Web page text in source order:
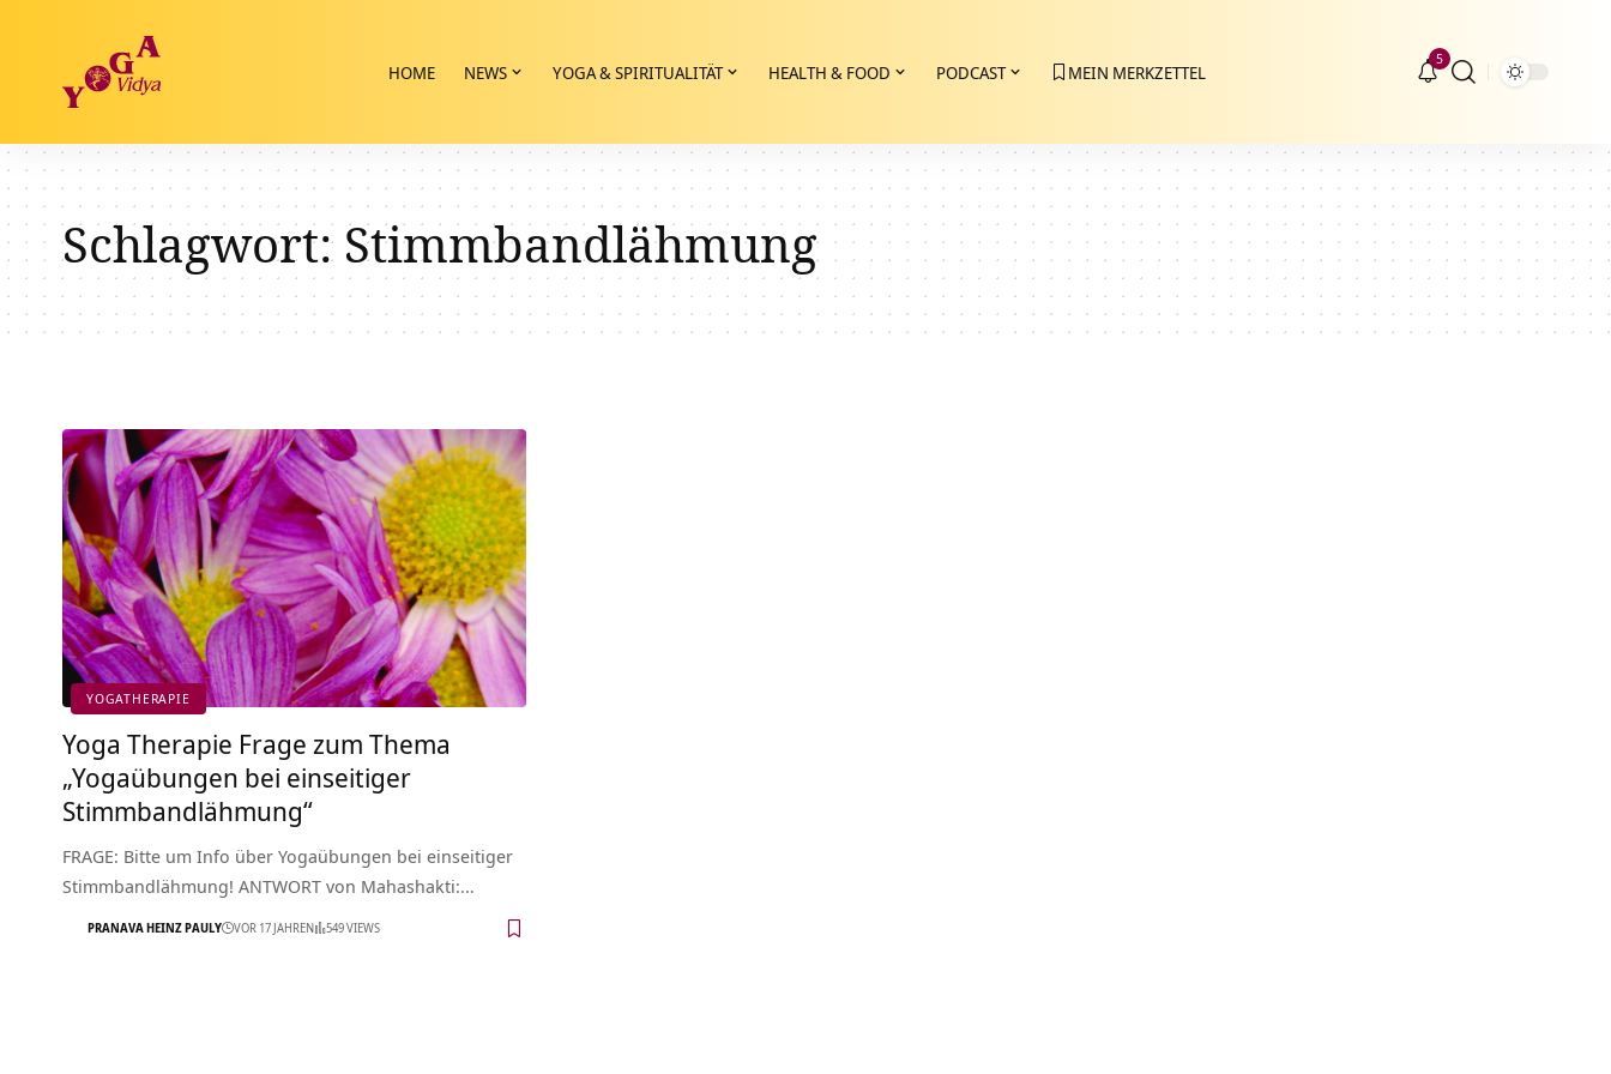
HOME NEWS YOGA & SPIRITUALITÄT HEALTH & FOOD PODCAST MEIN MERKZETTEL
5
Schlagwort: Stimmbandlähmung
YOGATHERAPIE
Yoga Therapie Frage zum Thema
„Yogaübungen bei einseitiger
Stimmbandlähmung“
FRAGE: Bitte um Info über Yogaübungen bei einseitiger
Stimmbandlähmung! ANTWORT von Mahashakti:…
PRANAVA HEINZ PAULY VOR 17 JAHREN 549 VIEWS